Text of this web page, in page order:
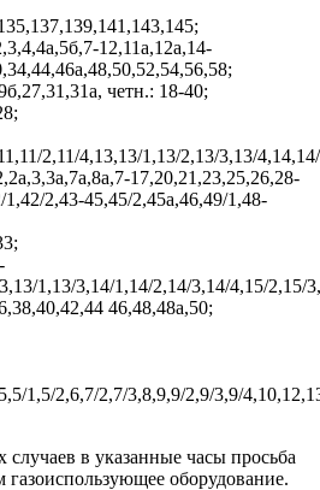
12,11а,12а,14-
четн.: 18-40;
2,11/4,13,13/1,13/2,13/3,13/
17,20,21,23,25,26,28-
2,43-45,45/2,45а,46,49/1,48-
1,13/3,14/1,14/2,14/3,14/4,15/
46,48,48а,50;
1,5/2,6,7/2,7/3,8,9,9/2,9/3,9/
в указанные часы просьба
оборудование.